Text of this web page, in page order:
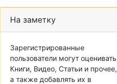
На заметку
Зарегистрированные
пользователи могут оценивать
Книги, Видео, Статьи и прочее,
а также добавлять их в